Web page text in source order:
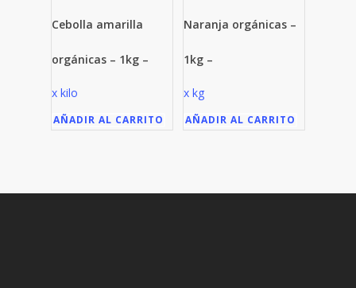
Cebolla amarilla
orgánicas – 1kg –
x kilo
AÑADIR AL CARRITO
Naranja orgánicas –
1kg –
x kg
AÑADIR AL CARRITO